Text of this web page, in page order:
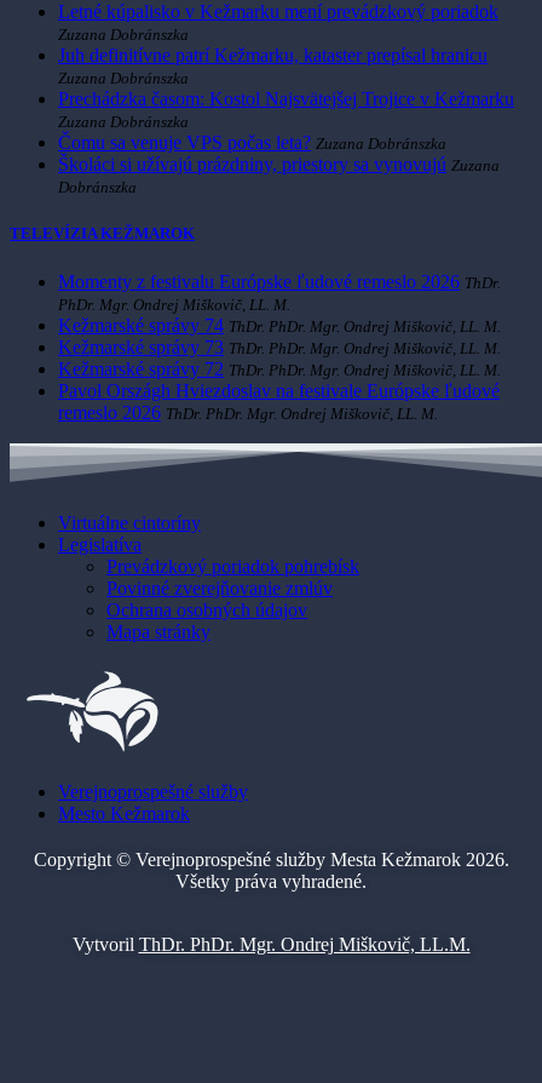
Letné kúpalisko v Kežmarku mení prevádzkový poriadok
Zuzana Dobránszka
Juh definitívne patrí Kežmarku, kataster prepísal hranicu
Zuzana Dobránszka
Prechádzka časom: Kostol Najsvätejšej Trojice v Kežmarku
Zuzana Dobránszka
Čomu sa venuje VPS počas leta? Zuzana Dobránszka
Školáci si užívajú prázdniny, priestory sa vynovujú Zuzana
Dobránszka
TELEVÍZIA KEŽMAROK
Momenty z festivalu Európske ľudové remeslo 2026 ThDr.
PhDr. Mgr. Ondrej Miškovič, LL. M.
Kežmarské správy 74 ThDr. PhDr. Mgr. Ondrej Miškovič, LL. M.
Kežmarské správy 73 ThDr. PhDr. Mgr. Ondrej Miškovič, LL. M.
Kežmarské správy 72 ThDr. PhDr. Mgr. Ondrej Miškovič, LL. M.
Pavol Országh Hviezdoslav na festivale Európske ľudové
remeslo 2026 ThDr. PhDr. Mgr. Ondrej Miškovič, LL. M.
Virtuálne cintoríny
Legislatíva
Prevádzkový poriadok pohrebísk
Povinné zverejňovanie zmlúv
Ochrana osobných údajov
Mapa stránky
Verejnoprospešné služby
Mesto Kežmarok
Copyright © Verejnoprospešné služby Mesta Kežmarok 2026.
Všetky práva vyhradené.
Vytvoril ThDr. PhDr. Mgr. Ondrej Miškovič, LL.M.